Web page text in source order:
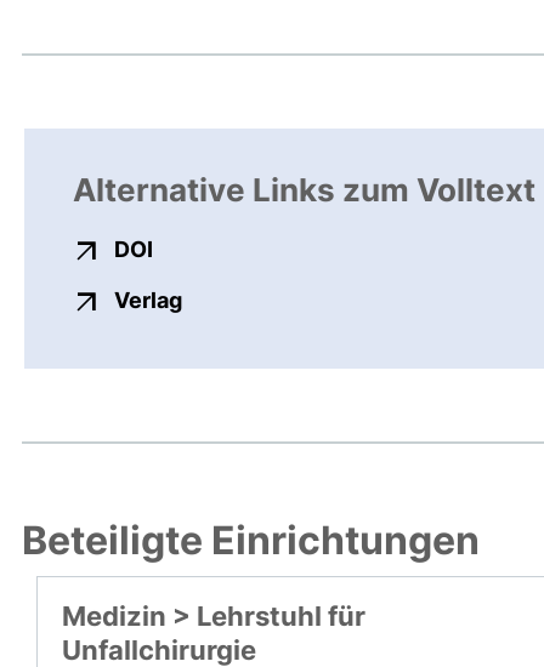
Alternative Links zum Volltext
DOI
Verlagexterner Link, öffnet neues
Beteiligte Einrichtungen
Medizin > Lehrstuhl für
Unfallchirurgie